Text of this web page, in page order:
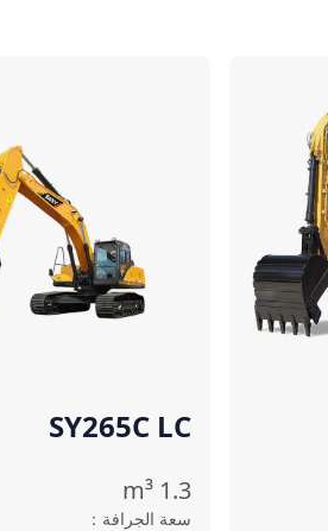
SY265C LC
1.3
m³
سعة الجرافة ：